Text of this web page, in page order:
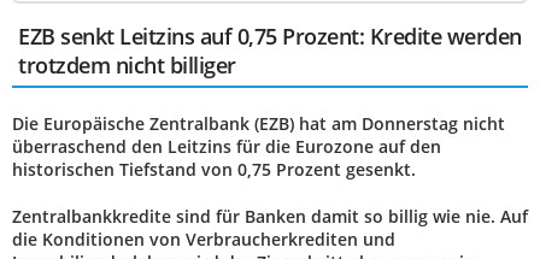
EZB senkt Leitzins auf 0,75 Prozent: Kredite werden
trotzdem nicht billiger
Die Europäische Zentralbank (EZB) hat am Donnerstag nicht
überraschend den Leitzins für die Eurozone auf den
historischen Tiefstand von 0,75 Prozent gesenkt.
Zentralbankkredite sind für Banken damit so billig wie nie. Auf
die Konditionen von Verbraucherkrediten und